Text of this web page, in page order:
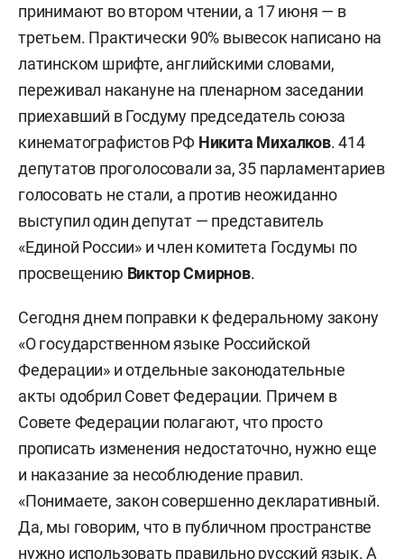
принимают во втором чтении, а 17 июня — в
третьем. Практически 90% вывесок написано на
латинском шрифте, английскими словами,
переживал накануне на пленарном заседании
приехавший в Госдуму председатель союза
кинематографистов РФ Никита Михалков. 414
депутатов проголосовали за, 35 парламентариев
голосовать не стали, а против неожиданно
выступил один депутат — представитель
«Единой России» и член комитета Госдумы по
просвещению Виктор Смирнов.
Сегодня днем поправки к федеральному закону
«О государственном языке Российской
Федерации» и отдельные законодательные
акты одобрил Совет Федерации. Причем в
Совете Федерации полагают, что просто
прописать изменения недостаточно, нужно еще
и наказание за несоблюдение правил.
«Понимаете, закон совершенно декларативный.
Да, мы говорим, что в публичном пространстве
нужно использовать правильно русский язык. А